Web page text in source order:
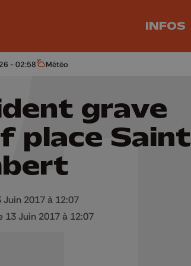
INFOS
- 02:58 Météo
Météo
grave
place Saint
Juin 2017 à 12:07
13 Juin 2017 à 12:07